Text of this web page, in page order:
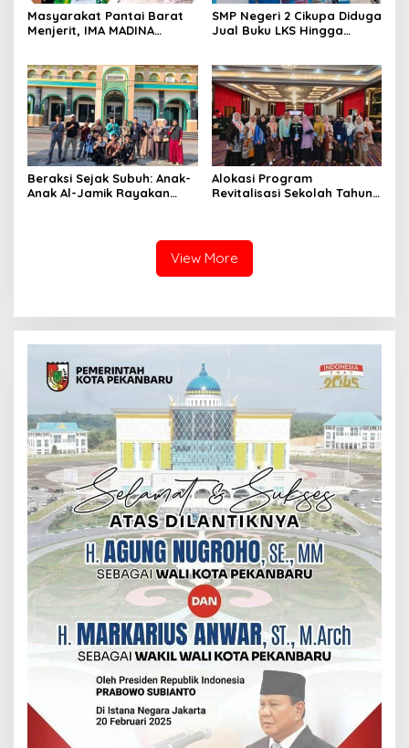
Masyarakat Pantai Barat
Menjerit, IMA MADINA
Lintas Batang Natal- Natal
SMP Negeri 2 Cikupa Diduga
Jual Buku LKS Hingga
Beraksi Sejak Subuh: Anak-
Anak Al-Jamik Rayakan
Alokasi Program
Revitalisasi Sekolah Tahun
Pendidikan.
View More